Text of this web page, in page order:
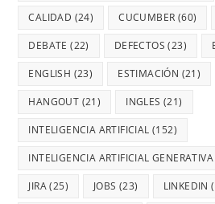
CALIDAD (24) CUCUMBER (60)
DEBATE (22) DEFECTOS (23)
ENGLISH (23) ESTIMACIÓN (21)
HANGOUT (21) INGLES (21)
INTELIGENCIA ARTIFICIAL (152)
INTELIGENCIA ARTIFICIAL GENERATIVA
JIRA(25) JOBS (23) LINKEDIN